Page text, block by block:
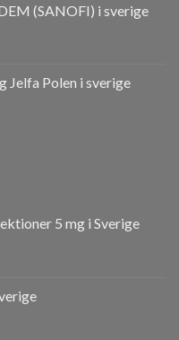
(SANOFI) i sverige
Jelfa Polen i sverige
5 mg i Sverige